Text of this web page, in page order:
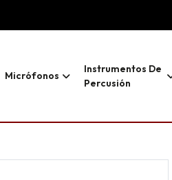
Micrófonos
Instrumentos De
Percusión